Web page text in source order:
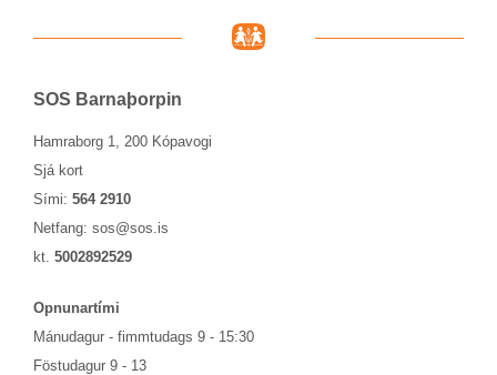
SOS Barna­þorp­in
Hamraborg 1, 200 Kópavogi
Sjá kort
Sími: 564 2910
Netfang: sos@sos.is
kt. 5002892529
Opn­un­ar­tími
Mánu­dag­ur - fimmtu­dags 9 - 15:30
Föstu­dag­ur 9 - 13